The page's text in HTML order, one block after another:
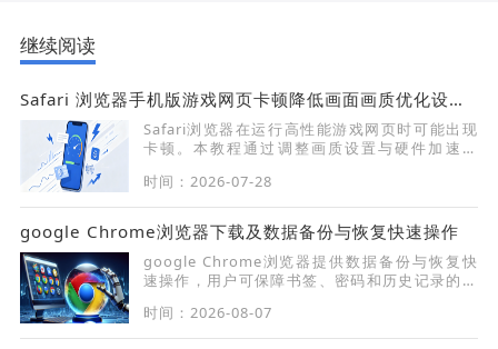
继续阅读
Safari 浏览器手机版游戏网页卡顿降低画面画质优化设置教程
Safari浏览器在运行高性能游戏网页时可能出现
卡顿。本教程通过调整画质设置与硬件加速参
率，确保iOS设备能够更平稳地运行网页游戏，
改善交互体验。
时间：2026-07-28
google Chrome浏览器下载及数据备份与恢复快速操作
google Chrome浏览器提供数据备份与恢复快
速操作，用户可保障书签、密码和历史记录的安
时间：2026-08-07